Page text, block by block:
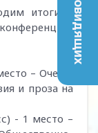
итоги и
– Очерк.
и проза на
- 1 место –